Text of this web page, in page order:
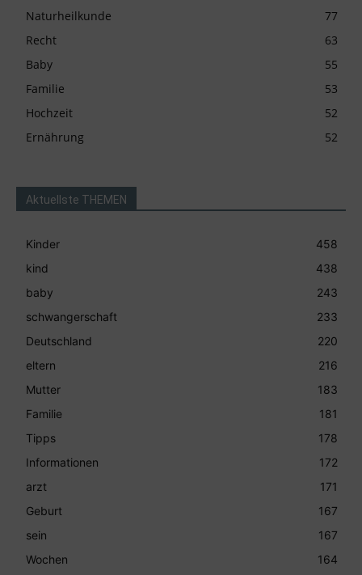
Naturheilkunde
77
Recht
63
Baby
55
Familie
53
Hochzeit
52
Ernährung
52
Aktuellste THEMEN
Kinder
458
kind
438
baby
243
schwangerschaft
233
Deutschland
220
eltern
216
Mutter
183
Familie
181
Tipps
178
Informationen
172
arzt
171
Geburt
167
sein
167
Wochen
164